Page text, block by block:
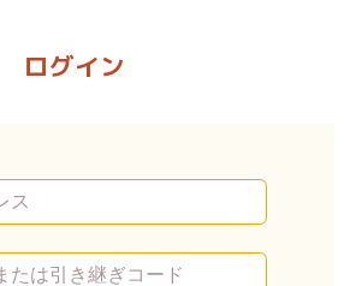
ログイン